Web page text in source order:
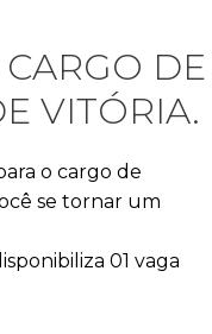
DE
VITÓRIA.
o cargo de
se tornar um
01 vaga